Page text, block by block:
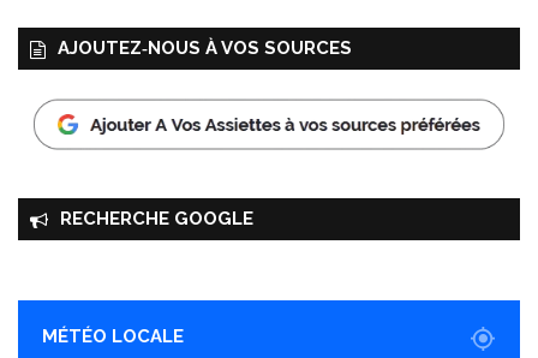
AJOUTEZ‑NOUS À VOS SOURCES
RECHERCHE GOOGLE
MÉTÉO LOCALE